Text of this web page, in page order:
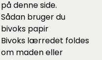
på denne side.
Sådan bruger du
bivoks papir
Bivoks lærredet foldes
om maden eller